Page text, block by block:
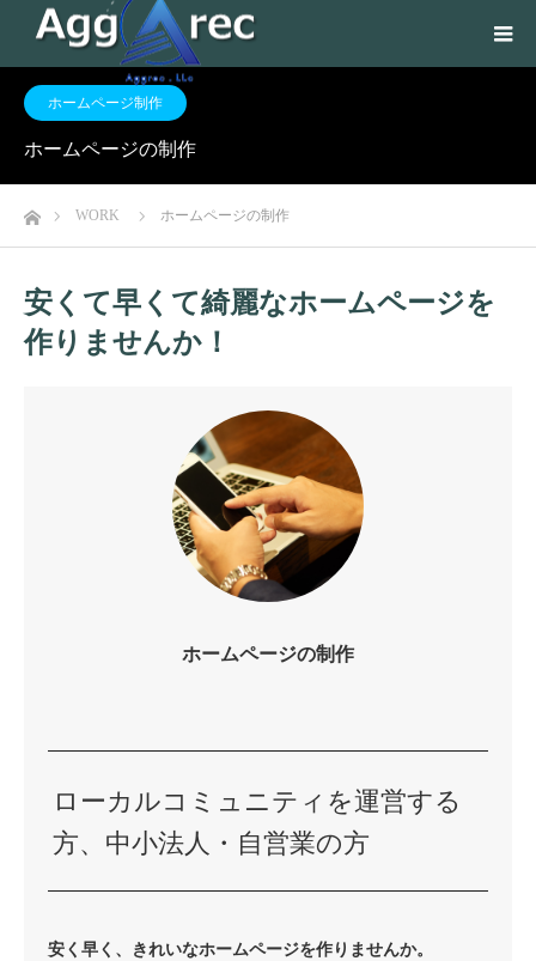
ホームページ制作
ホームページの制作
ホームWORK ホームページの制作
安くて早くて綺麗なホームページを
作りませんか！
ホームページの制作
ローカルコミュニティを運営する
方、中小法人・自営業の方
安く早く、きれいなホームページを作りませんか。